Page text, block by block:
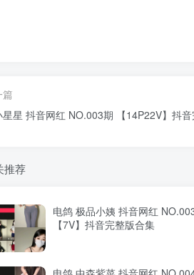
篇
星星 抖音网红 NO.003期 【14P22V】抖
推荐
电鸽 极品小姨 抖音网红
【7V】抖音完整版合集